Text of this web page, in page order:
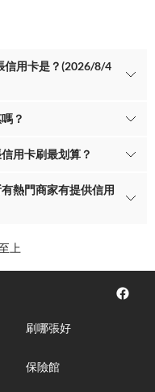
信用卡是？(2026/8/4
？
用卡刷最划算？
熱門商家有提供信用
上
刷哪張好
保險館